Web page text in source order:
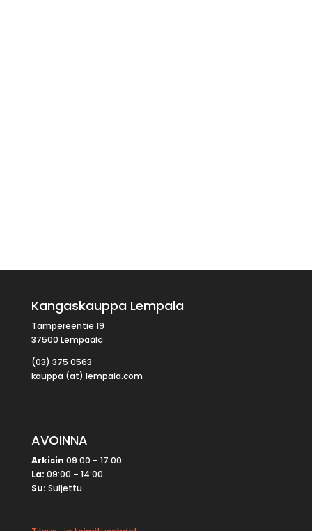
Kangaskauppa Lempala
Tampereentie 19
37500 Lempäälä
(03) 375 0563
kauppa (at) lempala.com
AVOINNA
Arkisin 09:00 – 17:00
La: 09:00 – 14:00
Su: Suljettu